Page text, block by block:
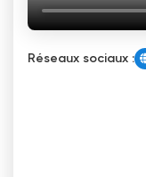
Réseaux sociaux :